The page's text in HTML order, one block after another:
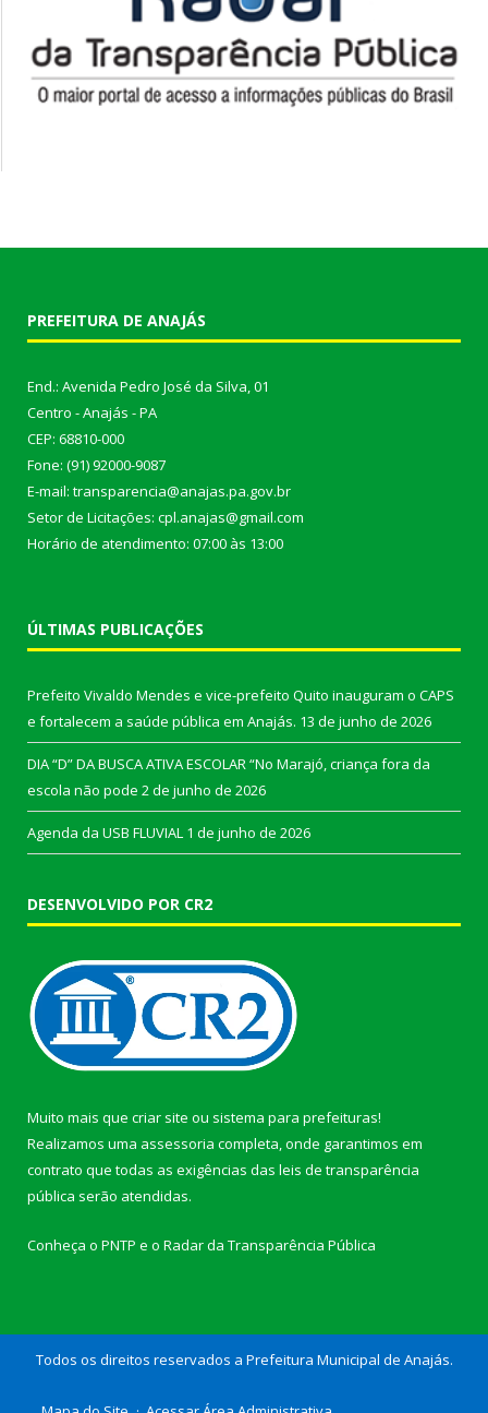
PREFEITURA DE ANAJÁS
End.: Avenida Pedro José da Silva, 01
Centro - Anajás - PA
CEP: 68810-000
Fone: (91) 92000-9087
E-mail: transparencia@anajas.pa.gov.br
Setor de Licitações: cpl.anajas@gmail.com
Horário de atendimento: 07:00 às 13:00
ÚLTIMAS PUBLICAÇÕES
Prefeito Vivaldo Mendes e vice-prefeito Quito inauguram o CAPS
e fortalecem a saúde pública em Anajás. 13 de junho de 2026
DIA “D” DA BUSCA ATIVA ESCOLAR “No Marajó, criança fora da
escola não pode 2 de junho de 2026
Agenda da USB FLUVIAL 1 de junho de 2026
DESENVOLVIDO POR CR2
Muito mais que criar site ou sistema para prefeituras!
Realizamos uma assessoria completa, onde garantimos em
contrato que todas as exigências das leis de transparência
pública serão atendidas.
Conheça o PNTP e o Radar da Transparência Pública
Todos os direitos reservados a Prefeitura Municipal de Anajás.